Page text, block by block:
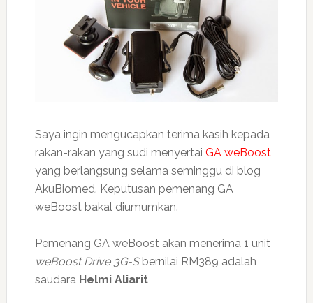
Saya ingin mengucapkan terima kasih kepada
rakan-rakan yang sudi menyertai GA weBoost
yang berlangsung selama seminggu di blog
AkuBiomed. Keputusan pemenang GA
weBoost bakal diumumkan.
Pemenang GA weBoost akan menerima 1 unit
weBoost Drive 3G-Sbernilai RM389 adalah
saudara Helmi Aliarit